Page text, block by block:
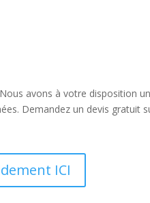
avons à votre disposition
Demandez un devis gratuit
ICI